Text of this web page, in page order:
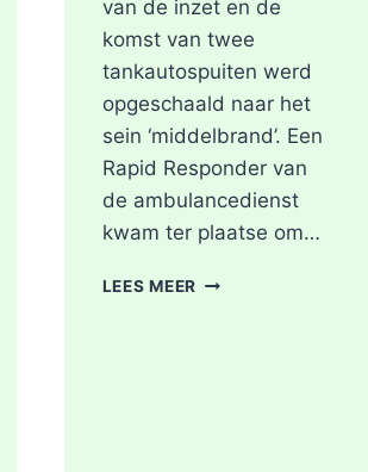
van de inzet en de
komst van twee
tankautospuiten werd
opgeschaald naar het
sein ‘middelbrand’. Een
Rapid Responder van
de ambulancedienst
kwam ter plaatse om…
LEES MEERBRAND